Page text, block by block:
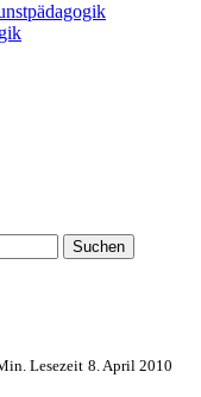
Suchen
Lesezeit 8. April 2010